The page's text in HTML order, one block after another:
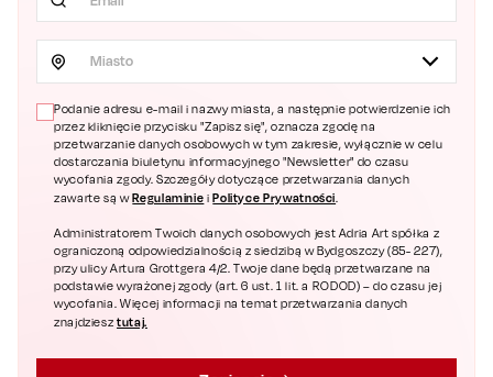
Miasto
Podanie adresu e-mail i nazwy miasta, a następnie potwierdzenie ich
przez kliknięcie przycisku "Zapisz się", oznacza zgodę na
przetwarzanie danych osobowych w tym zakresie, wyłącznie w celu
dostarczania biuletynu informacyjnego "Newsletter" do czasu
wycofania zgody. Szczegóły dotyczące przetwarzania danych
zawarte są wRegulaminie i Polityce Prywatności.
Administratorem Twoich danych osobowych jest Adria Art spółka z
ograniczoną odpowiedzialnością z siedzibą w Bydgoszczy (85- 227),
przy ulicy Artura Grottgera 4/2. Twoje dane będą przetwarzane na
podstawie wyrażonej zgody (art. 6 ust. 1 lit. a RODOD) – do czasu jej
wycofania. Więcej informacji na temat przetwarzania danych
znajdziesztutaj.